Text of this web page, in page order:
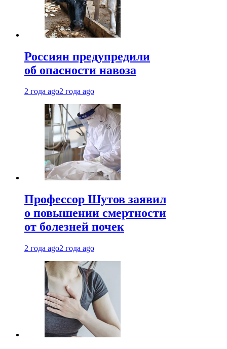
Россиян предупредили
об опасности навоза
2 года ago2 года ago
Профессор Шутов заявил
о повышении смертности
от болезней почек
2 года ago2 года ago